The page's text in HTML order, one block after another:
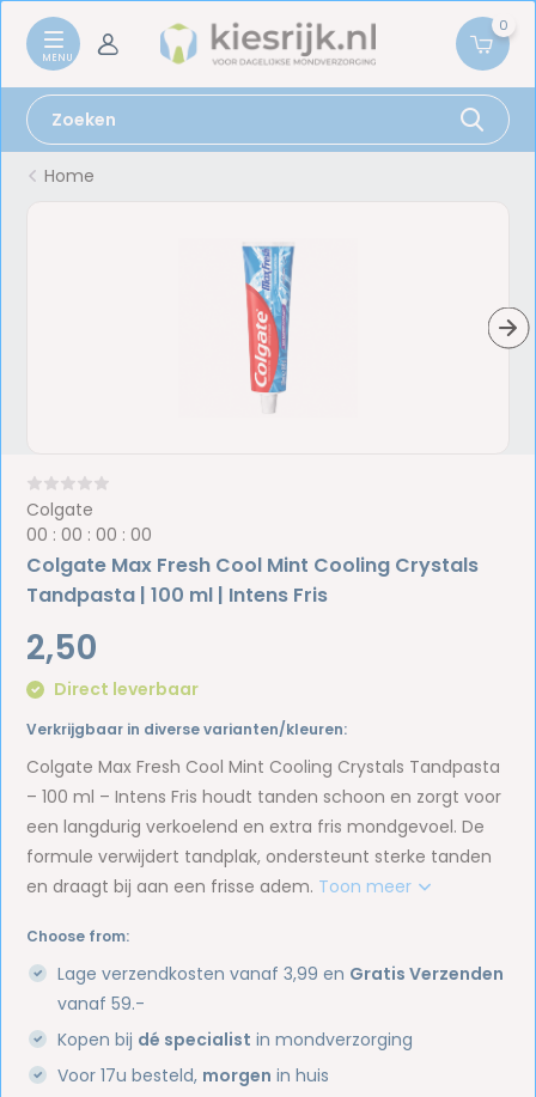
0
Home
Colgate
00 :00 :00 :00
Colgate Max Fresh Cool Mint Cooling Crystals
Tandpasta | 100 ml | Intens Fris
2,50
Direct leverbaar
Verkrijgbaar in diverse varianten/kleuren:
Colgate Max Fresh Cool Mint Cooling Crystals Tandpasta
– 100 ml – Intens Fris houdt tanden schoon en zorgt voor
een langdurig verkoelend en extra fris mondgevoel. De
formule verwijdert tandplak, ondersteunt sterke tanden
en draagt bij aan een frisse adem. Toon meer
Choose from:
Lage verzendkosten vanaf 3,99 en Gratis Verzenden
vanaf 59.-
Kopen bij dé specialist in mondverzorging
Voor 17u besteld, morgen in huis